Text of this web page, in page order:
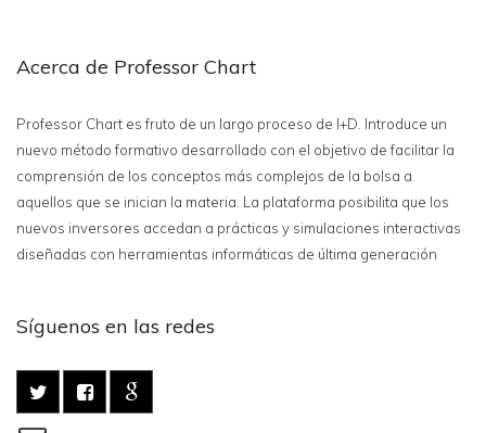
Acerca de Professor Chart
Professor Chart es fruto de un largo proceso de I+D. Introduce un
nuevo método formativo desarrollado con el objetivo de facilitar la
comprensión de los conceptos más complejos de la bolsa a
aquellos que se inician la materia. La plataforma posibilita que los
nuevos inversores accedan a prácticas y simulaciones interactivas
diseñadas con herramientas informáticas de última generación
Síguenos en las redes